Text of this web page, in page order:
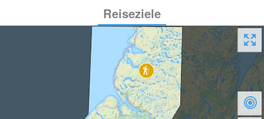
Reiseziele